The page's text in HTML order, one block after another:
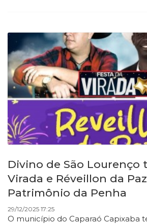
Divino de São Lourenço
Virada e Réveillon da
Patrimônio da Penha
29/12/2025 17:25
O município do Caparaó Capixaba